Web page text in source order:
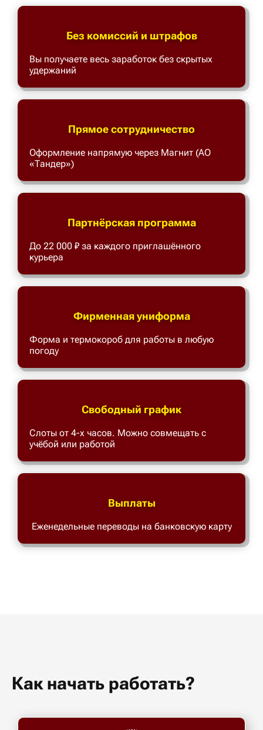
Без комиссий и штрафов
Вы получаете весь заработок без скрытых
удержаний
Прямое сотрудничество
Оформление напрямую через Магнит (АО
«Тандер»)
Партнёрская программа
До 22 000 ₽ за каждого приглашённого
курьера
Фирменная униформа
Форма и термокороб для работы в любую
погоду
Свободный график
Слоты от 4-х часов. Можно совмещать с
учёбой или работой
Выплаты
Еженедельные переводы на банковскую карту
Как начать работать?